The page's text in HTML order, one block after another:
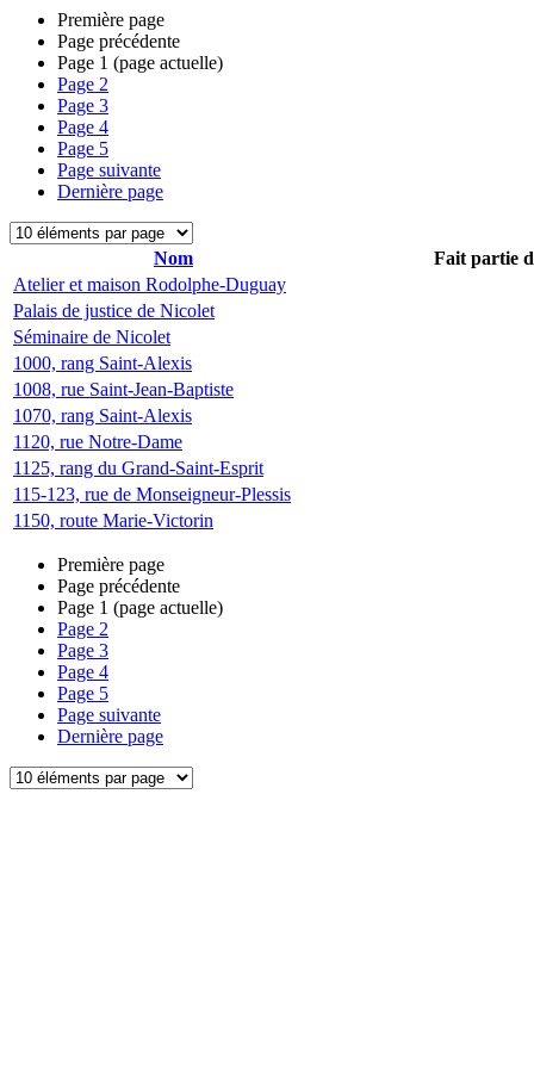
Première page
Page précédente
Page 1 (page actuelle)
Page 2
Page 3
Page 4
Page 5
Page suivante
Dernière page
Nom
Fait partie
Atelier et maison Rodolphe-Duguay
Palais de justice de Nicolet
Séminaire de Nicolet
1000, rang Saint-Alexis
1008, rue Saint-Jean-Baptiste
1070, rang Saint-Alexis
1120, rue Notre-Dame
1125, rang du Grand-Saint-Esprit
115-123, rue de Monseigneur-Plessis
1150, route Marie-Victorin
Première page
Page précédente
Page 1 (page actuelle)
Page 2
Page 3
Page 4
Page 5
Page suivante
Dernière page